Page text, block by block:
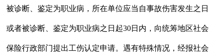
被诊断、鉴定为职业病，所在单位应当自事故伤害发生之日
或者被诊断、鉴定为职业病之日起30日内，向统筹地区社会
保险行政部门提出工伤认定申请。遇有特殊情况，经报社会